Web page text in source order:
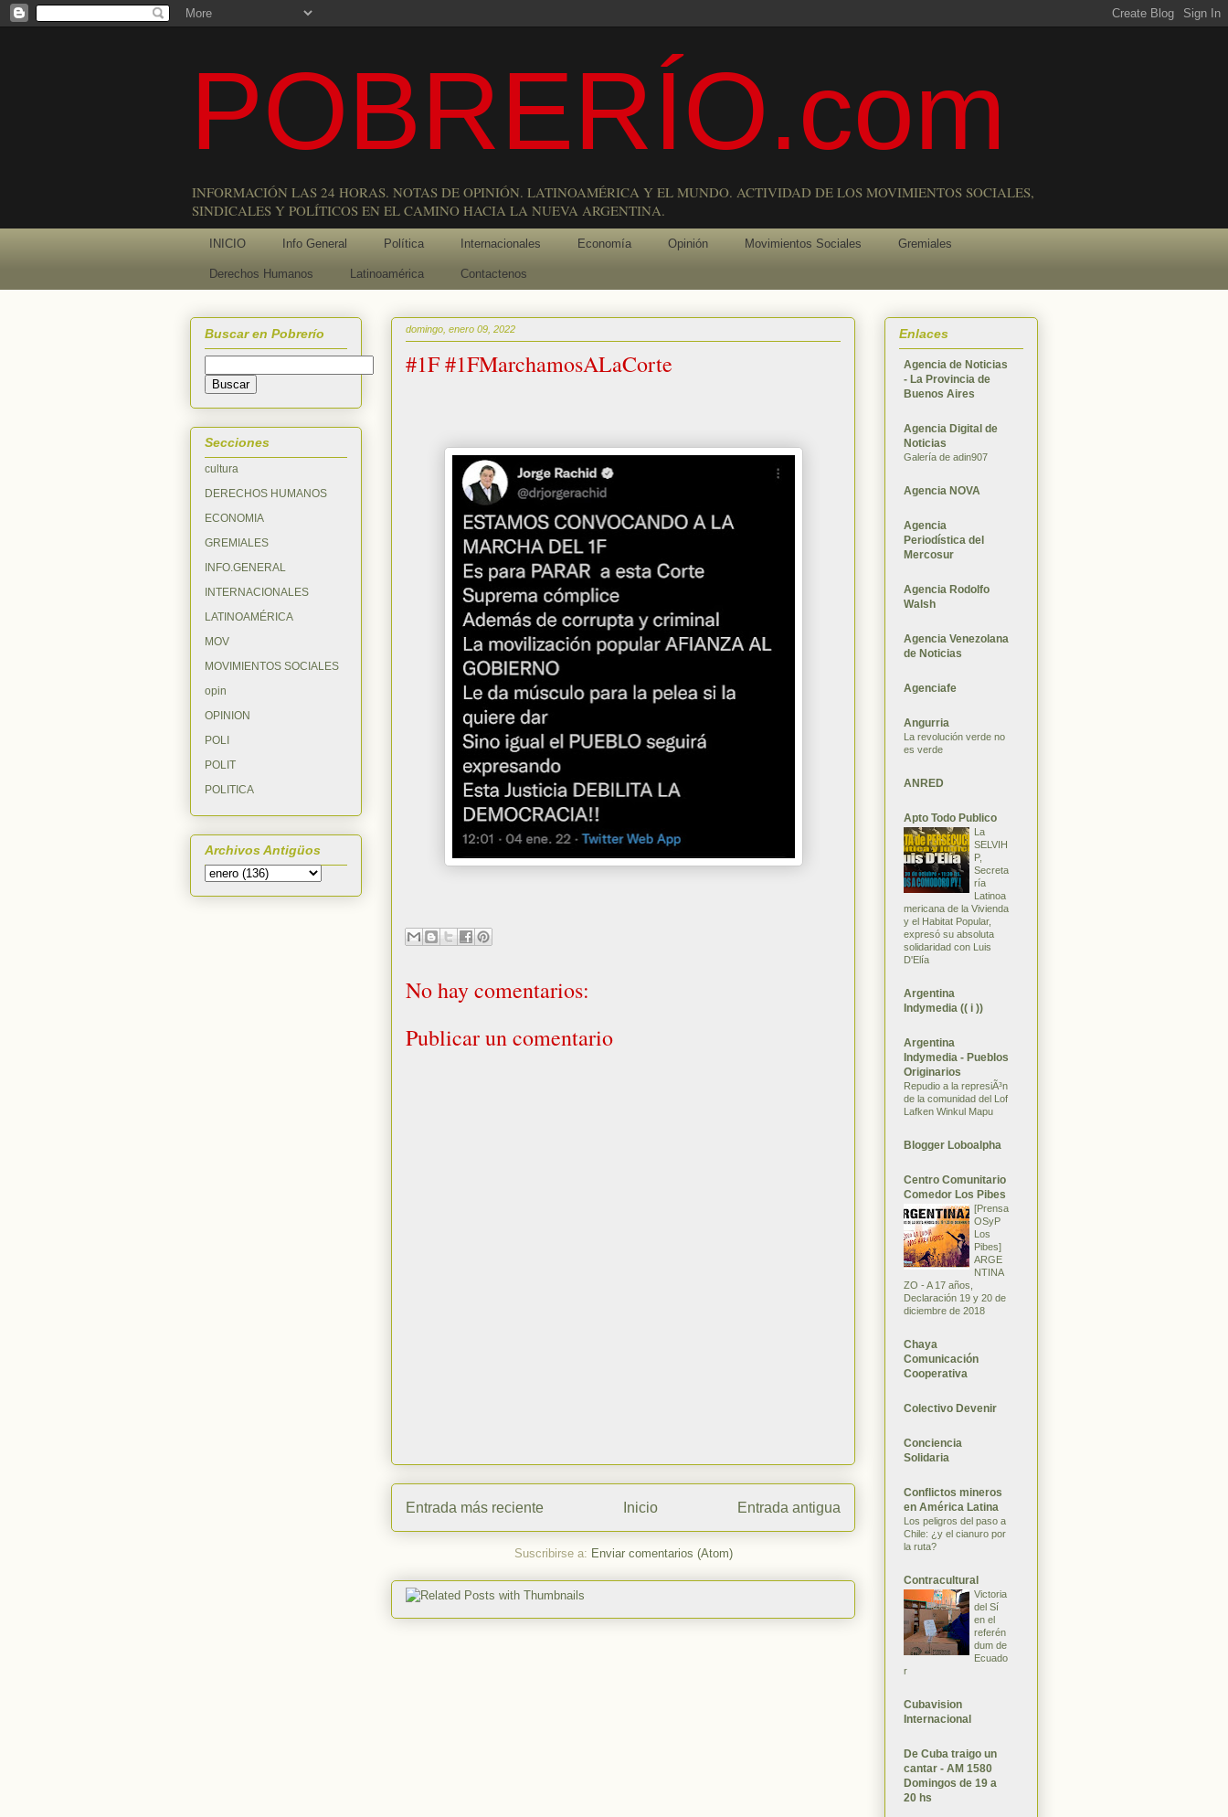
POBRERÍO.com
INFORMACIÓN LAS 24 HORAS. NOTAS DE OPINIÓN. LATINOAMÉRICA Y EL MUNDO. ACTIVIDAD DE LOS MOVIMIENTOS SOCIALES,
SINDICALES Y POLÍTICOS EN EL CAMINO HACIA LA NUEVA ARGENTINA.
INICIO Info General Política Internacionales Economía Opinión Movimientos Sociales Gremiales
Derechos Humanos Latinoamérica Contactenos
domingo, enero 09, 2022
#1F #1FMarchamosALaCorte
No hay comentarios:
Publicar un comentario
Entrada más reciente Entrada antigua
Inicio
Suscribirse a: Enviar comentarios (Atom)
Buscar en Pobrerío
Secciones
cultura
DERECHOS HUMANOS
ECONOMIA
GREMIALES
INFO.GENERAL
INTERNACIONALES
LATINOAMÉRICA
MOV
MOVIMIENTOS SOCIALES
opin
OPINION
POLI
POLIT
POLITICA
Archivos Antigüos
Enlaces
Agencia de Noticias
- La Provincia de
Buenos Aires
Agencia Digital de
Noticias
Galería de adin907
Agencia NOVA
Agencia
Periodística del
Mercosur
Agencia Rodolfo
Walsh
Agencia Venezolana
de Noticias
Agenciafe
Angurria
La revolución verde no
es verde
ANRED
Apto Todo Publico
La
SELVIH
P,
Secreta
ría
Latinoa
mericana de la Vivienda
y el Habitat Popular,
expresó su absoluta
solidaridad con Luis
D'Elía
Argentina
Indymedia (( i ))
Argentina
Indymedia - Pueblos
Originarios
Repudio a la represiÃ³n
de la comunidad del Lof
Lafken Winkul Mapu
Blogger Loboalpha
Centro Comunitario
Comedor Los Pibes
[Prensa
OSyP
Los
Pibes]
ARGE
NTINA
ZO - A 17 años,
Declaración 19 y 20 de
diciembre de 2018
Chaya
Comunicación
Cooperativa
Colectivo Devenir
Conciencia
Solidaria
Conflictos mineros
en América Latina
Los peligros del paso a
Chile: ¿y el cianuro por
la ruta?
Contracultural
Victoria
del Sí
en el
referén
dum de
Ecuado
r
Cubavision
Internacional
De Cuba traigo un
cantar - AM 1580
Domingos de 19 a
20 hs